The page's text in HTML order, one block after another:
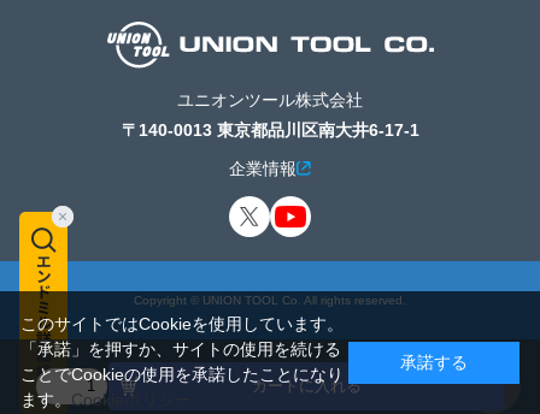
ユニオンツール株式会社
〒140-0013 東京都品川区南大井6-17-1
企業情報
Copyright © UNION TOOL Co. All rights reserved.
このサイトではCookieを使用しています。
「承諾」を押すか、サイトの使用を続ける
ことでCookieの使用を承諾したことになり
ます。Cookieポリシー
承諾する
カートに入れる